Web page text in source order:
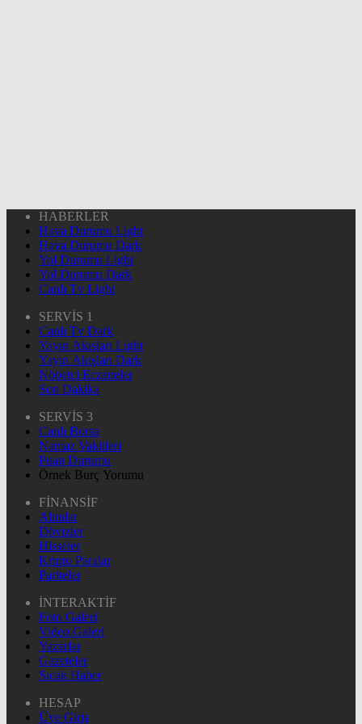
HABERLER
Hava Durumu Light
Hava Durumu Dark
Yol Durumu Light
Yol Durumu Dark
Canlı Tv Light
SERVİS 1
Canlı Tv Dark
Yayın Akışları Light
Yayın Akışları Dark
Nöbetçi Eczaneler
Son Dakika
SERVİS 3
Canlı Borsa
Namaz Vakitleri
Puan Durumu
Örnek Burç Yorumu
FİNANSİF
Altınlar
Dövizler
Hisseler
Kripto Paralar
Pariteler
İNTERAKTİF
Foto Galeri
Video Galeri
Yazarlar
Gazeteler
Sıcak Haber
HESAP
Üye Giriş